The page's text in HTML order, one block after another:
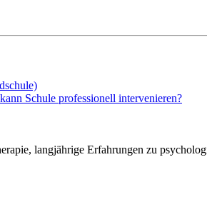
Schule professionell intervenieren?
langjährige Erfahrungen zu